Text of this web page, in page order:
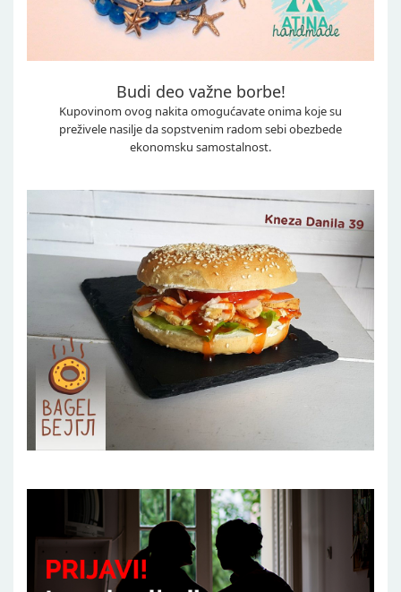
Budi deo važne borbe!
Kupovinom ovog nakita omogućavate onima koje su
preživele nasilje da sopstvenim radom sebi obezbede
ekonomsku samostalnost.